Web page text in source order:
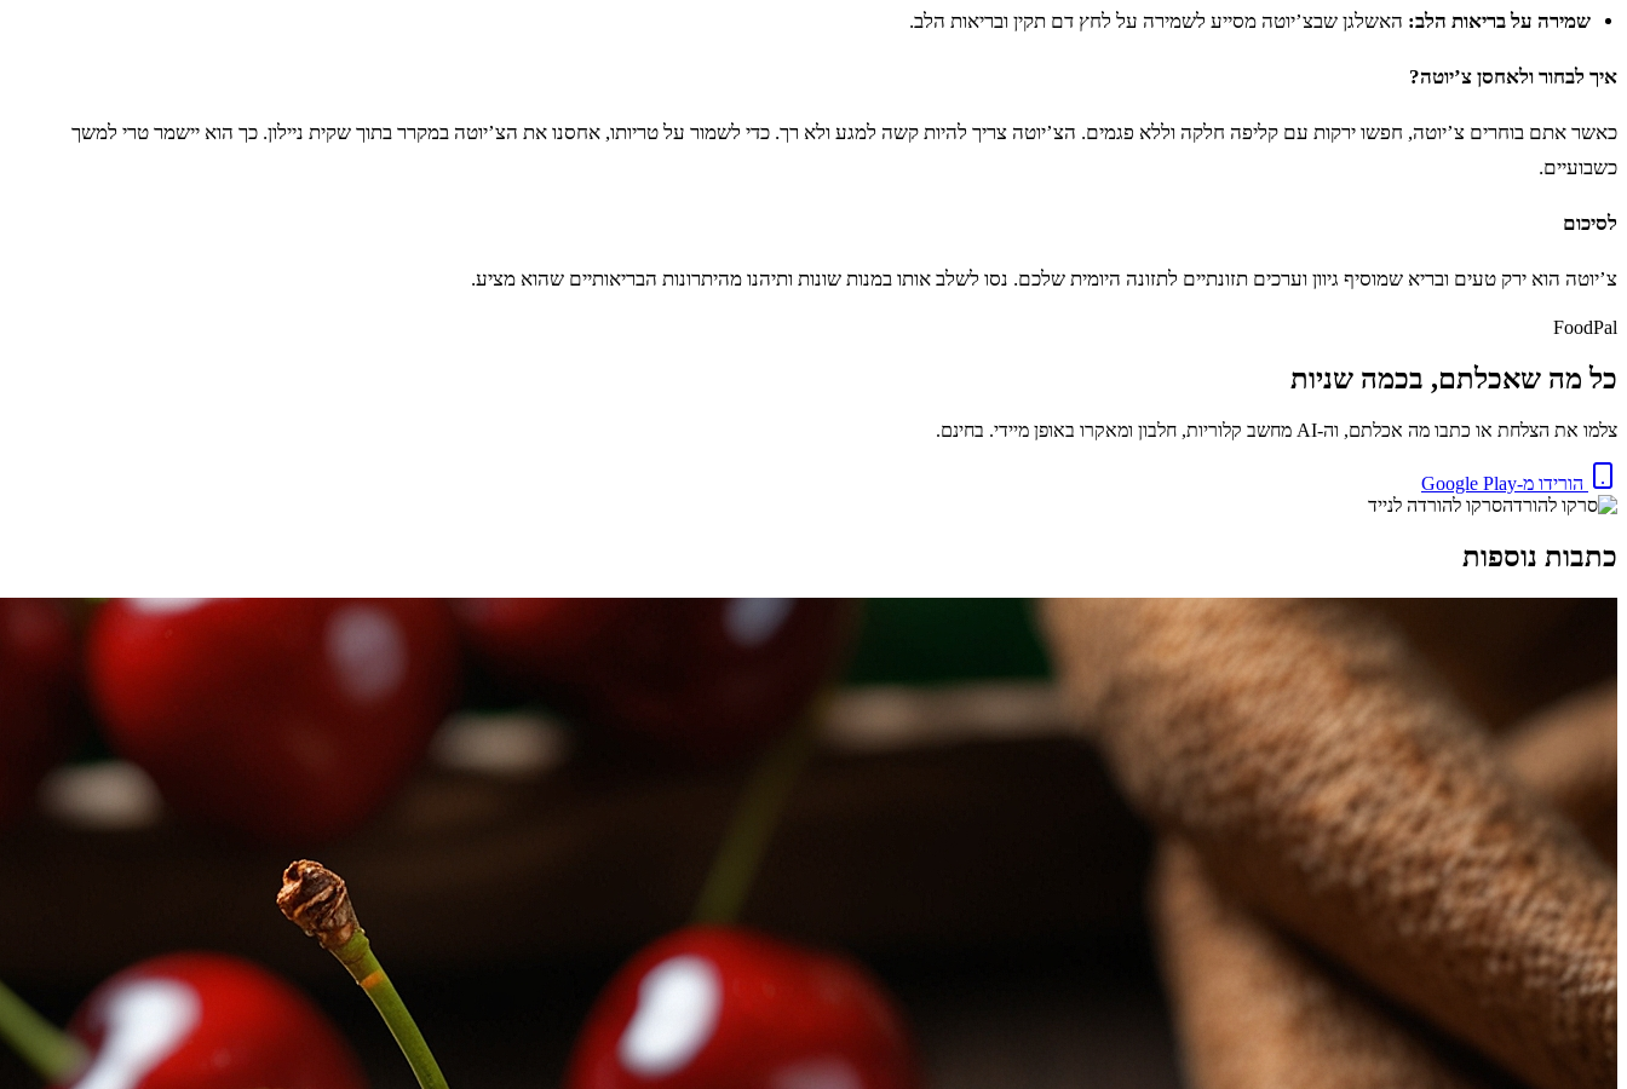
שמירה על בריאות הלב: האשלגן שבצ’יוטה מסייע לשמירה על לחץ דם תקין ובריאות הלב.
איך לבחור ולאחסן צ’יוטה?
כאשר אתם בוחרים צ’יוטה, חפשו ירקות עם קליפה חלקה וללא פגמים. הצ’יוטה צריך להיות קשה למגע ולא רך. כדי לשמור על טריותו, אחסנו את הצ’יוטה במקרר בתוך שקית ניילון. כך הוא יישמר טרי למשך
כשבועיים.
לסיכום
צ’יוטה הוא ירק טעים ובריא שמוסיף גיוון וערכים תזונתיים לתזונה היומית שלכם. נסו לשלב אותו במנות שונות ותיהנו מהיתרונות הבריאותיים שהוא מציע.
FoodPal
כל מה שאכלתם, בכמה שניות
צלמו את הצלחת או כתבו מה אכלתם, וה-AI מחשב קלוריות, חלבון ומאקרו באופן מיידי. בחינם.
הורידו מ-Google Play
סרקו להורדה לנייד
כתבות נוספות